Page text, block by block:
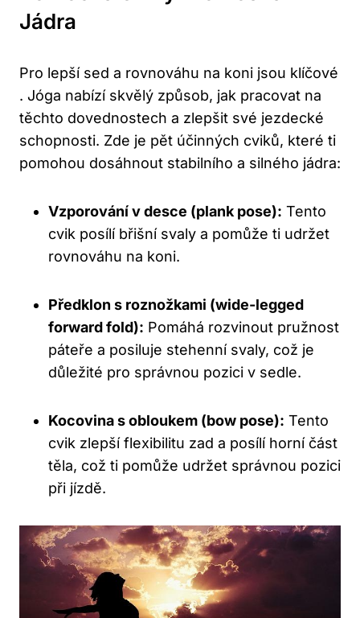
Jádra
Pro lepší sed a rovnováhu na koni jsou klíčové
. Jóga nabízí skvělý způsob, jak pracovat na
těchto dovednostech a zlepšit své jezdecké
schopnosti. Zde je pět účinných cviků, které ti
pomohou dosáhnout stabilního a silného jádra:
Vzporování v desce (plank pose): Tento
cvik posílí břišní svaly a pomůže ti udržet
rovnováhu na koni.
Předklon s roznožkami (wide-legged
forward fold): Pomáhá rozvinout pružnost
páteře a posiluje stehenní svaly, což je
důležité pro správnou pozici v sedle.
Kocovina s obloukem (bow pose): Tento
cvik zlepší flexibilitu zad a posílí horní část
těla, což ti pomůže udržet správnou pozici
při jízdě.